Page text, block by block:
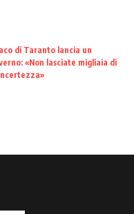
di Taranto lancia un
«Non lasciate migliaia di